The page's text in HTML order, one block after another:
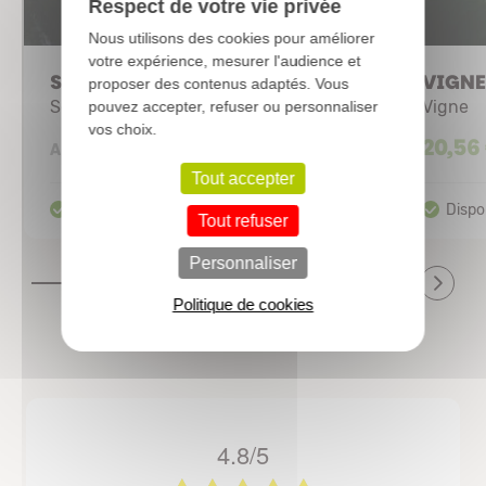
SCHISANDRA Rubriflora
Schisandre à feuilles rouge
A partir de
Vigne
4.8/5
Respect de votre vie privée
Nous utilisons des cookies pour améliorer
votre expérience, mesurer l'audience et
proposer des contenus adaptés. Vous
pouvez accepter, refuser ou personnaliser
vos choix.
Tout accepter
Tout refuser
Personnaliser
Politique de cookies